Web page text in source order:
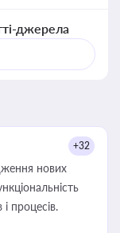
джерела
+32
нових
процесів.